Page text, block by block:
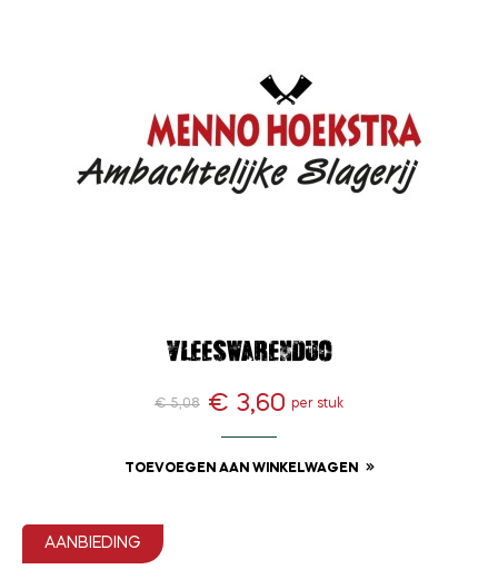
Vleeswarenduo
Normale
prijs
€ 5,08 Prijs
€ 3,60 per stuk
TOEVOEGEN AAN WINKELWAGEN
AANBIEDING